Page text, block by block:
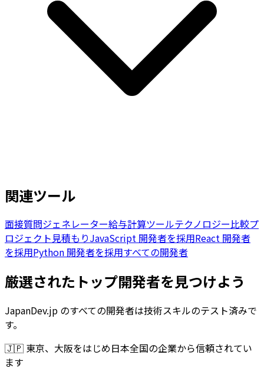
関連ツール
面接質問ジェネレーター給与計算ツールテクノロジー比較プ
ロジェクト見積もりJavaScript 開発者を採用React 開発者
を採用Python 開発者を採用すべての開発者
厳選されたトップ開発者を見つけよう
JapanDev.jp のすべての開発者は技術スキルのテスト済みで
す。
🇯🇵 東京、大阪をはじめ日本全国の企業から信頼されてい
ます